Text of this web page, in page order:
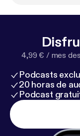
4,99 € / mes
Podcasts
20 horas de
Podcast